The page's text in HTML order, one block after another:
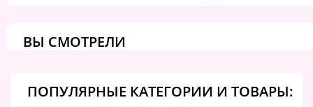
ВЫ СМОТРЕЛИ
ПОПУЛЯРНЫЕ КАТЕГОРИИ И ТОВАРЫ: